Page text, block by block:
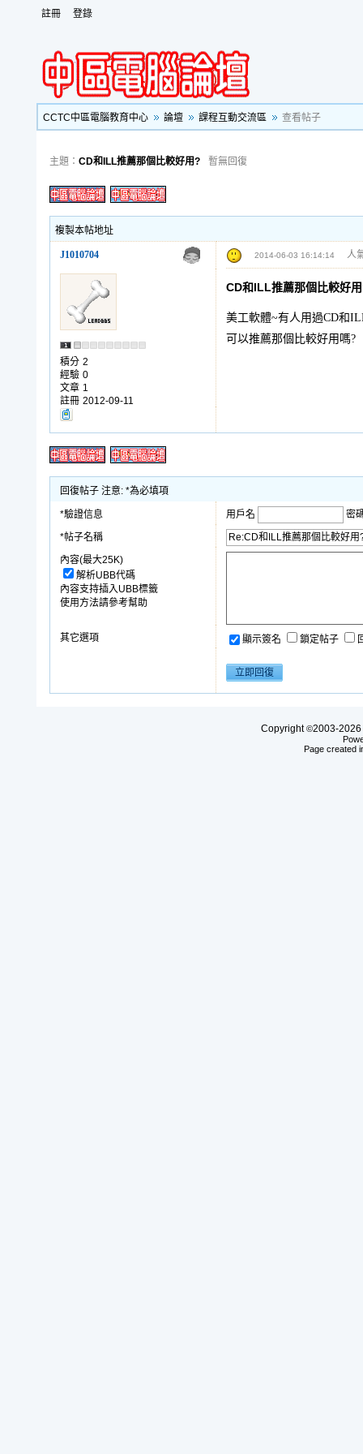
註冊 登錄
CCTC中區電腦教育中心 論壇 課程互動交流區 查看帖子
主題： CD和ILL推薦那個比較好用? 暫無回復
複製本帖地址
J1010704 2014-06-03 16:14:14 人
積分 2
經驗 0
文章 1
註冊 2012-09-11
CD和ILL推薦那個比較好
美工軟體~有人用過CD和
可以推薦那個比較好用嗎?
回復帖子 注意: *為必填項
*驗證信息 用戶名
密
*帖子名稱
內容(最大25K)
解析UBB代碼
內容支持插入UBB標籤
使用方法請參考幫助
其它選項 顯示簽名 鎖定帖子
Copyright©2003-2026
Page created